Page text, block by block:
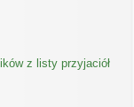
z listy przyjaciół